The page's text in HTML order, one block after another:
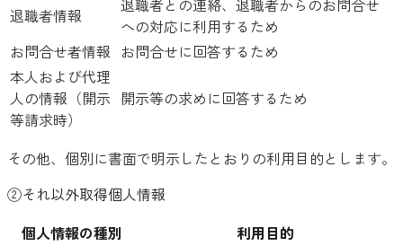
退職者情報
退職者との連絡、退職者からのお問合せ
への対応に利用するため
お問合せ者情報 お問合せに回答するため
本人および代理
人の情報（開示
等請求時）
開示等の求めに回答するため
その他、個別に書面で明示したとおりの利用目的とします。
②それ以外取得個人情報
個人情報の種別
利用目的